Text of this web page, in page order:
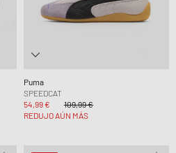
Puma
SPEEDCAT
54,99 €
109,99 €
REDUJO AÚN MÁS